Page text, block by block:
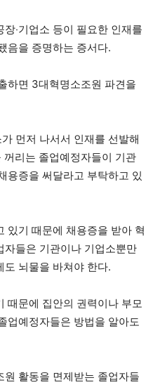
‧기업소 등이 필요한 인재를
음을 증명하는 증서다.
하면 3대혁명소조원 파견을
먼저 나서서 인재를 선발해
리는 졸업예정자들이 기관
용증을 써달라고 부탁하고 있
있기 때문에 채용증을 받아 혁
자들은 기관이나 기업소뿐만
도 뇌물을 바쳐야 한다.
때문에 집안의 권력이나 부모
업예정자들은 방법을 알아도
활동을 면제받는 졸업자들